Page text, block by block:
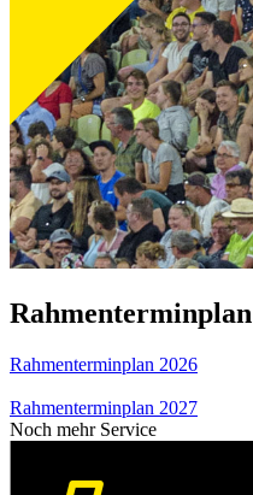
Rahmenterminplan
Rahmenterminplan 2026
Rahmenterminplan 2027
Noch mehr Service